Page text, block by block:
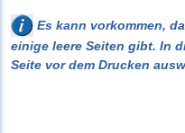
Es kann vorkommen,
einige leere Seiten gibt. In
Seite vor dem Drucken